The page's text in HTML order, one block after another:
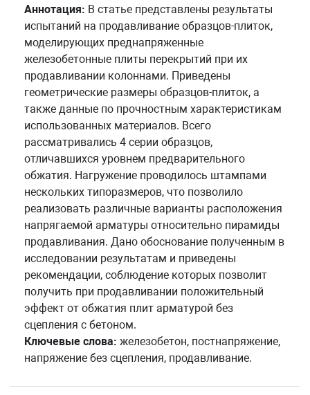
Аннотация: В статье представлены результаты
испытаний на продавливание образцов-плиток,
моделирующих преднапряженные
железобетонные плиты перекрытий при их
продавливании колоннами. Приведены
геометрические размеры образцов-плиток, а
также данные по прочностным характеристикам
использованных материалов. Всего
рассматривались 4 серии образцов,
отличавшихся уровнем предварительного
обжатия. Нагружение проводилось штампами
нескольких типоразмеров, что позволило
реализовать различные варианты расположения
напрягаемой арматуры относительно пирамиды
продавливания. Дано обоснование полученным в
исследовании результатам и приведены
рекомендации, соблюдение которых позволит
получить при продавливании положительный
эффект от обжатия плит арматурой без
сцепления с бетоном.
Ключевые слова: железобетон, постнапряжение,
напряжение без сцепления, продавливание.